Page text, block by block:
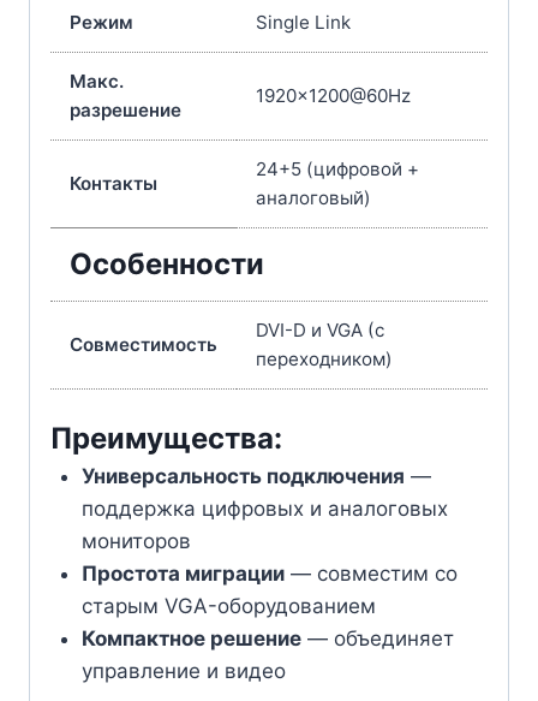
Режим Single Link
Макс.
разрешение
1920×1200@60Hz
Контакты
24+5 (цифровой +
аналоговый)
Особенности
Совместимость
DVI-D и VGA (с
переходником)
Преимущества:
Универсальность подключения —
поддержка цифровых и аналоговых
мониторов
Простота миграции— совместим со
старым VGA-оборудованием
Компактное решение— объединяет
управление и видео